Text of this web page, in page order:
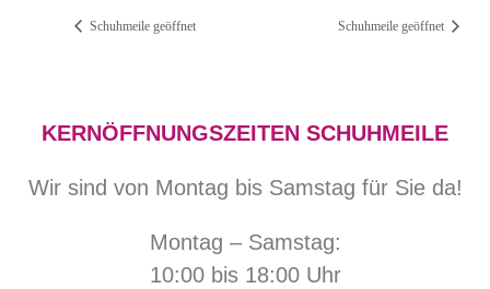
Schuhmeile geöffnet Schuhmeile geöffnet
KERNÖFFNUNGSZEITEN SCHUHMEILE
Wir sind von Montag bis Samstag für Sie da!
Montag – Samstag:
10:00 bis 18:00 Uhr